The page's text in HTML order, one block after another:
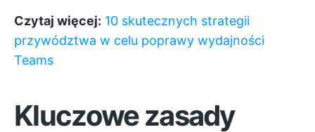
Czytaj więcej: 10 skutecznych strategii
przywództwa w celu poprawy wydajności
Teams
Kluczowe zasady